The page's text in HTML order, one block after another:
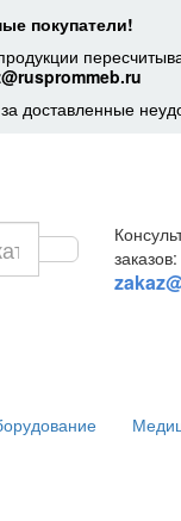
покупатели!
доставленные
заказов: